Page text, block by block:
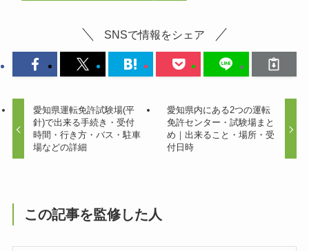
SNSで情報をシェア
愛知県運転免許試験場(平
針)で出来る手続き・受付
時間・行き方・バス・駐車
場などの詳細
愛知県内にある2つの運転
免許センター・試験場まと
め｜出来ること・場所・受
付日時
この記事を監修した人